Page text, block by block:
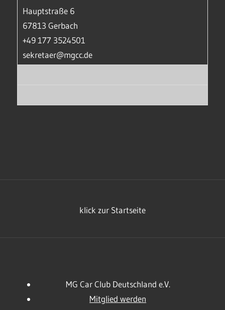
Hauptstraße 6
67813 Gerbach
+49 177 3524501
sekretaer@mgcc.de
klick zur Startseite
MG Car Club Deutschland e.V.
Mitglied werden